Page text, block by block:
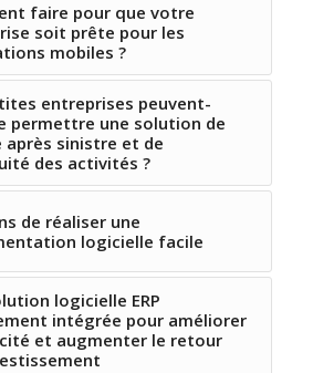
faire pour que votre
soit prête pour les
mobiles ?
entreprises peuvent-
permettre une solution de
après sinistre et de
des activités ?
de réaliser une
logicielle facile
logicielle ERP
intégrée pour améliorer
et augmenter le retour